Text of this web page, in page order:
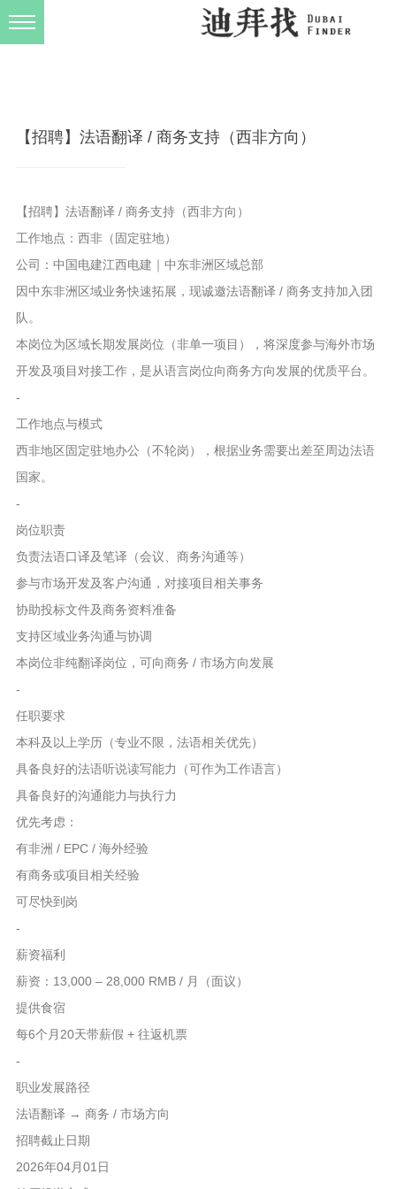
【招聘】法语翻译 / 商务支持（西非方向）
【招聘】法语翻译 / 商务支持（西非方向）
工作地点：西非（固定驻地）
公司：中国电建江西电建｜中东非洲区域总部
因中东非洲区域业务快速拓展，现诚邀法语翻译 / 商务支持加入团
队。
本岗位为区域长期发展岗位（非单一项目），将深度参与海外市场
开发及项目对接工作，是从语言岗位向商务方向发展的优质平台。
-
工作地点与模式
西非地区固定驻地办公（不轮岗），根据业务需要出差至周边法语
国家。
-
岗位职责
负责法语口译及笔译（会议、商务沟通等）
参与市场开发及客户沟通，对接项目相关事务
协助投标文件及商务资料准备
支持区域业务沟通与协调
本岗位非纯翻译岗位，可向商务 / 市场方向发展
-
任职要求
本科及以上学历（专业不限，法语相关优先）
具备良好的法语听说读写能力（可作为工作语言）
具备良好的沟通能力与执行力
优先考虑：
有非洲 / EPC / 海外经验
有商务或项目相关经验
可尽快到岗
-
薪资福利
薪资：13,000 – 28,000 RMB / 月（面议）
提供食宿
每6个月20天带薪假 + 往返机票
-
职业发展路径
法语翻译 → 商务 / 市场方向
招聘截止日期
2026年04月01日